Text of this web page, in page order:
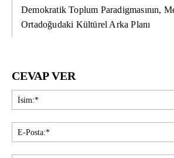
Demokratik Toplum Paradigmasının,
Ortadoğudaki Kültürel Arka Planı
CEVAP VER